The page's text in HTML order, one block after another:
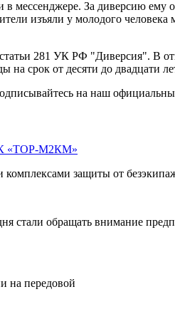
мессенджере. За диверсию ему
изъяли у молодого
281 УК РФ "Диверсия". В
на срок от десяти до двадцати
на наш
«ТОР-М2КМ»
защиты от
стали обращать внимание
на передовой